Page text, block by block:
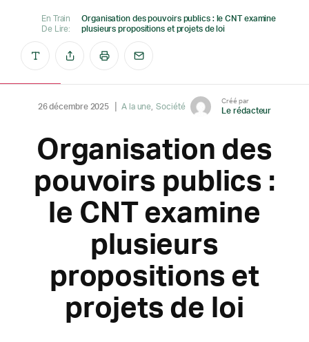
En Train
De Lire:
Organisation des pouvoirs publics : le CNT examine
plusieurs propositions et projets de loi
26 décembre 2025 A la une Société
Créé par
Le rédacteur
Organisation des
pouvoirs publics :
le CNT examine
plusieurs
propositions et
projets de loi